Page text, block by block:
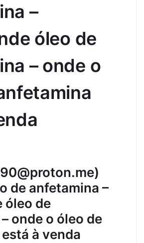
–
óleo de
– onde o
de anfetamina –
óleo de
onde o óleo de
à venda